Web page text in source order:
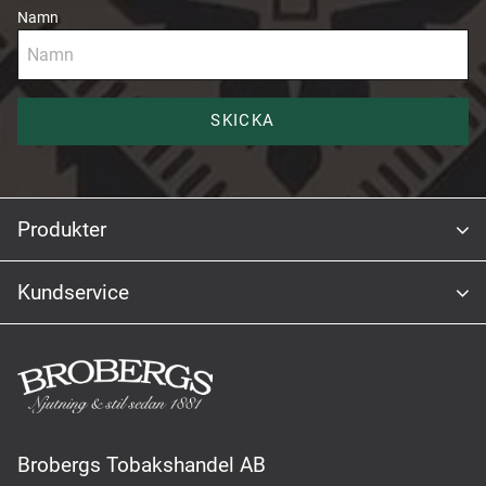
Namn
SKICKA
Produkter
Kundservice
Brobergs Tobakshandel AB